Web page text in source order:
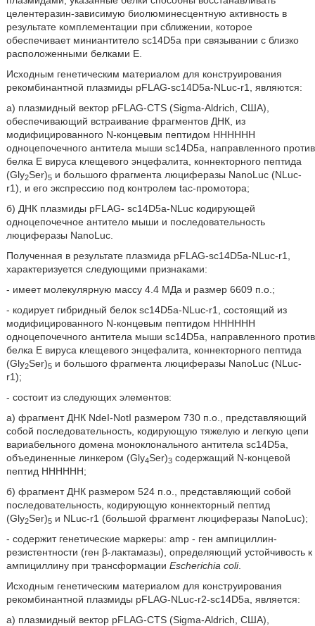
целентеразин-зависимую биолюминесцентную активность в
результате комплементации при сближении, которое
обеспечивает миниантитело sc14D5a при связывании с близко
расположенными белками Е.
Исходным генетическим материалом для конструирования
рекомбинантной плазмиды pFLAG-sc14D5a-NLuc-r1, являются:
а) плазмидный вектор pFLAG-CTS (Sigma-Aldrich, США),
обеспечивающий встраивание фрагментов ДНК, из
модифицированного N-концевым пептидом НННННН
одноцепочечного антитела мыши sc14D5a, направленного против
белка Ε вируса клещевого энцефалита, коннекторного пептида
(Gly2Ser)5и большого фрагмента люциферазы NanoLuc (NLuc-
r1), и его экспрессию под контролем tac-промотора;
б) ДНК плазмиды pFLAG- sc14D5a-NLuc кодирующей
одноцепочечное антитело мыши и последовательность
люциферазы NanoLuc.
Полученная в результате плазмида pFLAG-sc14D5a-NLuc-r1,
характеризуется следующими признаками:
- имеет молекулярную массу 4.4 МДа и размер 6609 п.о.;
- кодирует гибридный белок sc14D5a-NLuc-r1, состоящий из
модифицированного N-концевым пептидом НННННН
одноцепочечного антитела мыши sc14D5a, направленного против
белка Ε вируса клещевого энцефалита, коннекторного пептида
(Gly2Ser)5и большого фрагмента люциферазы NanoLuc (NLuc-
r1);
- состоит из следующих элементов:
а) фрагмент ДНК NdeI-NotI размером 730 п.о., представляющий
собой последовательность, кодирующую тяжелую и легкую цепи
вариабельного домена моноклонального антитела sc14D5a,
объединенные линкером (Gly4Ser)3содержащий N-концевой
пептид НННННН;
б) фрагмент ДНК размером 524 п.о., представляющий собой
последовательность, кодирующую коннекторный пептид
(Gly2Ser)5и NLuc-r1 (большой фрагмент люциферазы NanoLuc);
- содержит генетические маркеры: amp - ген ампициллин-
резистентности (ген β-лактамазы), определяющий устойчивость к
ампициллину при трансформации Escherichia coli.
Исходным генетическим материалом для конструирования
рекомбинантной плазмиды pFLAG-NLuc-r2-sc14D5a, является:
а) плазмидный вектор pFLAG-CTS (Sigma-Aldrich, США),